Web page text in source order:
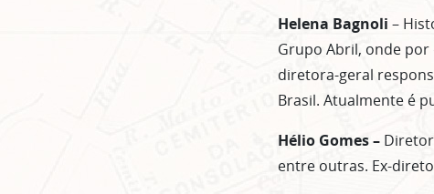
Helena Bagnoli –
Grupo Abril, onde
diretora-geral
Brasil. Atualmente é
Hélio Gomes –
entre outras. Ex-